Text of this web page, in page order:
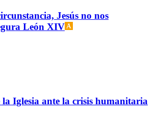
Jesús no nos
León XIV
la Iglesia ante la crisis humanitaria